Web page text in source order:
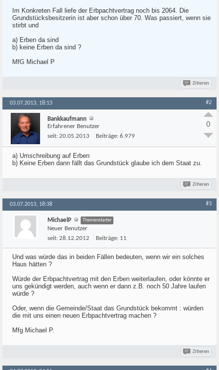
Im Konkreten Fall liefe der Erbpachtvertrag noch bis 2064. Die
Grundstücksbesitzerin ist aber schon über 70. Was passiert, wenn sie
stirbt und
a) Erben da sind
b) keine Erben da sind ?
MfG Michael P
Zitieren
03.07.2013, 18:13 #2
Bankkaufmann
Erfahrener Benutzer
seit: 20.05.2013 Beiträge: 6.979
0
a) Umschreibung auf Erben
b) Keine Erben dann fällt das Grundstück glaube ich dem Staat zu.
Zitieren
03.07.2013, 18:38 #3
MichaelP Themenstarter
Neuer Benutzer
seit: 28.12.2012 Beiträge: 11
Und was würde das in beiden Fällen bedeuten, wenn wir ein solches
Haus hätten ?
Würde der Erbpachtvertrag mit den Erben weiterlaufen, oder könnte er
uns gekündigt werden, auch wenn er dann z.B. noch 50 Jahre laufen
würde ?
Oder, wenn die Gemeinde/Staat das Grundstück bekommt : würden
die mit uns einen neuen Erbpachtvertrag machen ?
Mfg Michael P.
Zitieren